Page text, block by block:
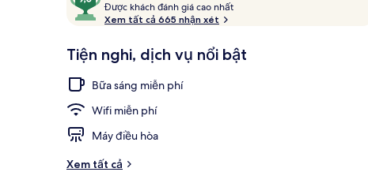
xét
trên
10,
khách
thích
Được khách đánh giá cao nhất
c
Xem tất cả 665 nhận xét
Tiện nghi, dịch vụ nổi bật
Bữa sáng miễn phí
Wifi miễn phí
Máy điều hòa
Xem tất cả